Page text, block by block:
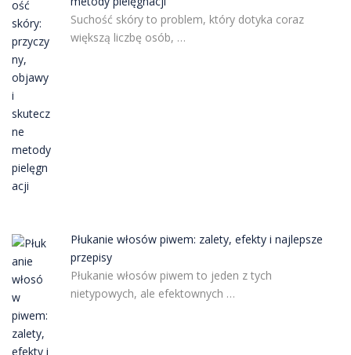
Suchość skóry to problem, który dotyka coraz
większą liczbę osób, …
Płukanie włosów piwem: zalety, efekty i najlepsze
przepisy
Płukanie włosów piwem to jeden z tych
nietypowych, ale efektownych …